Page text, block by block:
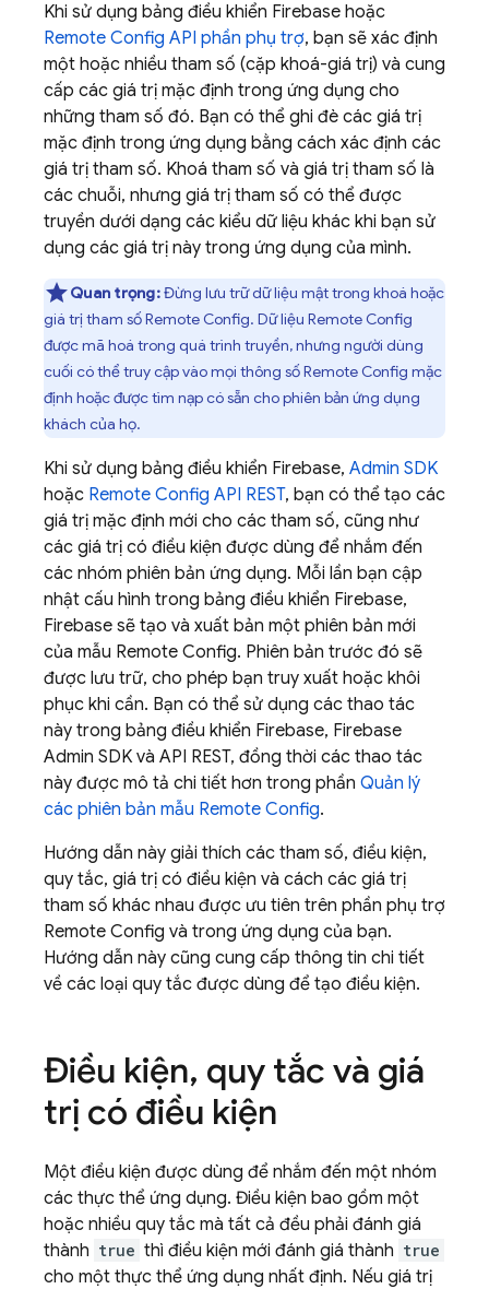
Khi sử dụng bảng điều khiển Firebase hoặc
Remote Config API phần phụ trợ, bạn sẽ xác định
một hoặc nhiều tham số (cặp khoá-giá trị) và cung
cấp các giá trị mặc định trong ứng dụng cho
những tham số đó. Bạn có thể ghi đè các giá trị
mặc định trong ứng dụng bằng cách xác định các
giá trị tham số. Khoá tham số và giá trị tham số là
các chuỗi, nhưng giá trị tham số có thể được
truyền dưới dạng các kiểu dữ liệu khác khi bạn sử
dụng các giá trị này trong ứng dụng của mình.
Quan trọng:Đừng lưu trữ dữ liệu mật trong khoá hoặc
giá trị tham sốRemote Config. Dữ liệu Remote Config
được mã hoá trong quá trình truyền, nhưng người dùng
cuối có thể truy cập vào mọi thông sốRemote Config mặc
định hoặc được tìm nạp có sẵn cho phiên bản ứng dụng
khách của họ.
Khi sử dụng bảng điều khiển Firebase, Admin SDK
hoặc Remote Config API REST, bạn có thể tạo các
giá trị mặc định mới cho các tham số, cũng như
các giá trị có điều kiện được dùng để nhắm đến
các nhóm phiên bản ứng dụng. Mỗi lần bạn cập
nhật cấu hình trong bảng điều khiển Firebase,
Firebase sẽ tạo và xuất bản một phiên bản mới
của mẫu Remote Config. Phiên bản trước đó sẽ
được lưu trữ, cho phép bạn truy xuất hoặc khôi
phục khi cần. Bạn có thể sử dụng các thao tác
này trong bảng điều khiển Firebase, Firebase
Admin SDK và API REST, đồng thời các thao tác
này được mô tả chi tiết hơn trong phần Quản lý
các phiên bản mẫu Remote Config.
Hướng dẫn này giải thích các tham số, điều kiện,
quy tắc, giá trị có điều kiện và cách các giá trị
tham số khác nhau được ưu tiên trên phần phụ trợ
Remote Config và trong ứng dụng của bạn.
Hướng dẫn này cũng cung cấp thông tin chi tiết
về các loại quy tắc được dùng để tạo điều kiện.
Điều kiện, quy tắc và giá
trị có điều kiện
Một điều kiện được dùng để nhắm đến một nhóm
các thực thể ứng dụng. Điều kiện bao gồm một
hoặc nhiều quy tắc mà tất cả đều phải đánh giá
thành true thì điều kiện mới đánh giá thành true
cho một thực thể ứng dụng nhất định. Nếu giá trị